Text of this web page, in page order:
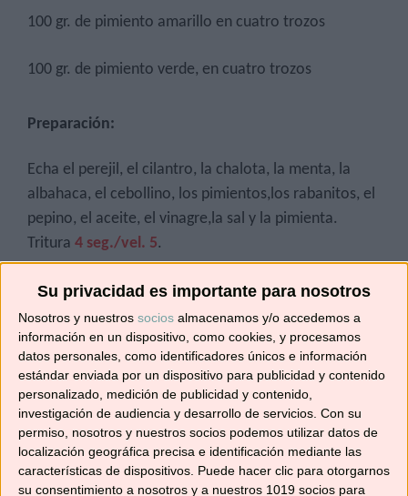
Su privacidad es importante para nosotros
Nosotros y nuestros socios almacenamos y/o accedemos a
información en un dispositivo, como cookies, y procesamos
datos personales, como identificadores únicos e información
estándar enviada por un dispositivo para publicidad y contenido
personalizado, medición de publicidad y contenido,
investigación de audiencia y desarrollo de servicios. Con su
permiso, nosotros y nuestros socios podemos utilizar datos de
localización geográfica precisa e identificación mediante las
características de dispositivos. Puede hacer clic para otorgarnos
su consentimiento a nosotros y a nuestros 1019 socios para
100 gr. de pimiento amarillo en cuatro trozos
100 gr. de pimiento verde, en cuatro trozos
Preparación:
Echa el perejil, el cilantro, la chalota, la menta, la
albahaca, el cebollino, los pimientos,los rabanitos, el
pepino, el aceite, el vinagre,la sal y la pimienta.
Tritura 4 seg./vel. 5.
Trasvasa a un bol o ensaladera; añade los tomatitos
y el queso feta y mezcla.
Sirve fría.
Lo importante no es lo que se come, sino cómo se
come. Epicteto, filósofo.
Si preparas esta receta etiquétame en